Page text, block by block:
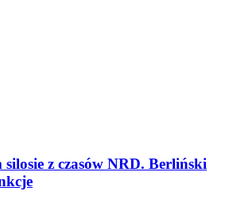
z czasów NRD. Berliński